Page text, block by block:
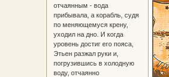
отчаянным - вода
прибывала, а корабль, судя
по меняющемуся крену,
уходил на дно. И когда
уровень достиг его пояса,
Этьен разжал руки и,
погрузившись в холодную
воду, отчаянно